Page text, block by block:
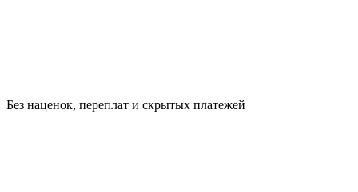
Без наценок, переплат и скрытых платежей